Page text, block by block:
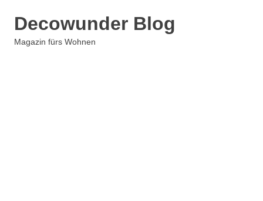
InhaltDecowunder Blog
Magazin fürs Wohnen